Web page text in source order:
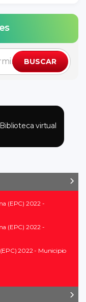
BUSCAR
Biblioteca virtual
(EPC) 2022 -
(EPC) 2022 -
2022 - Municipio